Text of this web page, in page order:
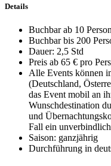
Details
Buchbar ab 10
Buchbar bis 200
Dauer: 2,5 Std
Preis ab 65 € pro
Alle Events können
(Deutschland,
das Event mobil an
Wunschdestination
und
Fall ein
Saison: ganzjährig
Durchführung in